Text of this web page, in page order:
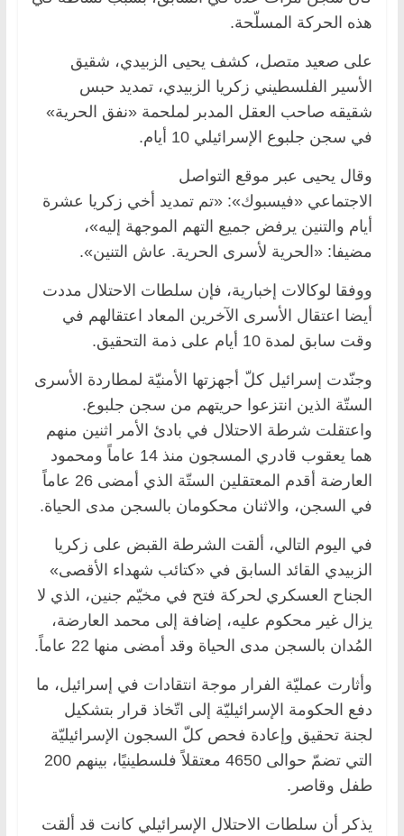
هذه الحركة المسلّحة.
على صعيد متصل، كشف يحيى الزبيدي، شقيق
الأسير الفلسطيني زكريا الزبيدي، تمديد حبس
شقيقه صاحب العقل المدبر لملحمة «نفق الحرية»
في سجن جلبوع الإسرائيلي 10 أيام.
وقال يحيى عبر موقع التواصل
الاجتماعي «فيسبوك»: «تم تمديد أخي زكريا عشرة
أيام والتنين يرفض جميع التهم الموجهة إليه»،
مضيفا: «الحرية لأسرى الحرية. عاش التنين».
ووفقا لوكالات إخبارية، فإن سلطات الاحتلال مددت
أيضا اعتقال الأسرى الآخرين المعاد اعتقالهم في
وقت سابق لمدة 10 أيام على ذمة التحقيق.
وجنّدت إسرائيل كلّ أجهزتها الأمنيّة لمطاردة الأسرى
الستّة الذين انتزعوا حريتهم من سجن جلبوع.
واعتقلت شرطة الاحتلال في بادئ الأمر اثنين منهم
هما يعقوب قادري المسجون منذ 14 عاماً ومحمود
العارضة أقدم المعتقلين الستّة الذي أمضى 26 عاماً
في السجن، والاثنان محكومان بالسجن مدى الحياة.
في اليوم التالي، ألقت الشرطة القبض على زكريا
الزبيدي القائد السابق في «كتائب شهداء الأقصى»
الجناح العسكري لحركة فتح في مخيّم جنين، الذي لا
يزال غير محكوم عليه، إضافة إلى محمد العارضة،
المُدان بالسجن مدى الحياة وقد أمضى منها 22 عاماً.
وأثارت عمليّة الفرار موجة انتقادات في إسرائيل، ما
دفع الحكومة الإسرائيليّة إلى اتّخاذ قرار بتشكيل
لجنة تحقيق وإعادة فحص كلّ السجون الإسرائيليّة
التي تضمّ حوالى 4650 معتقلاً فلسطينيًا، بينهم 200
طفل وقاصر.
يذكر أن سلطات الاحتلال الإسرائيلي كانت قد ألقت